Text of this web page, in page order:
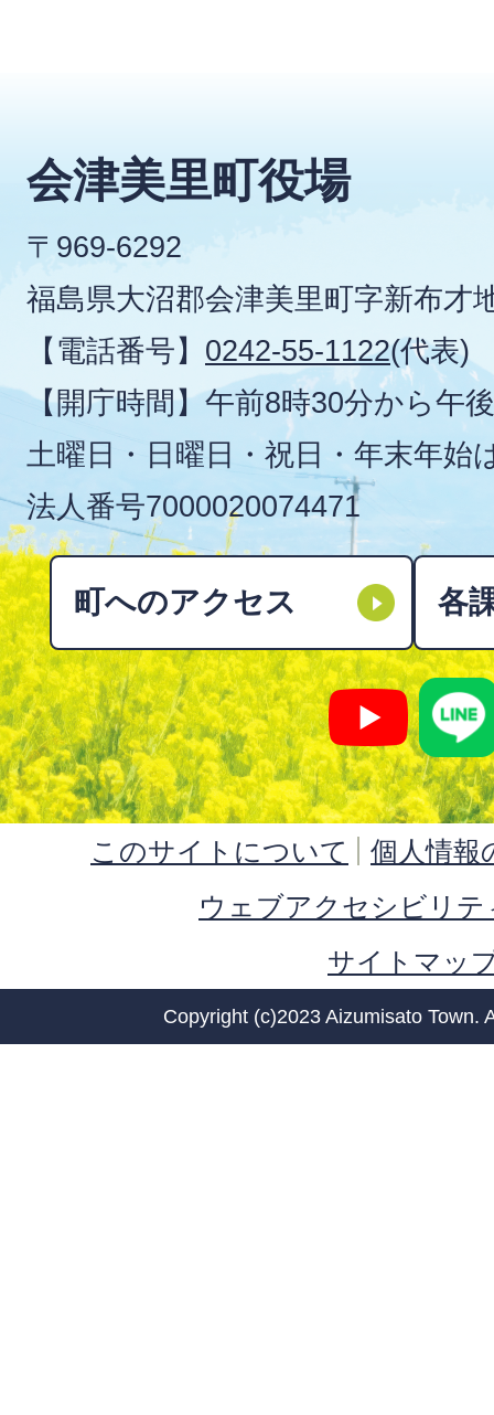
会津美里町役場
〒969-6292
福島県大沼郡会津美里町字新布才
【電話番号】 0242-55-1122(代表)
【開庁時間】午前8時30分から午
土曜日・日曜日・祝日・年末年始
法人番号7000020074471
町へのアクセス 各
このサイトについて
個人情報
ウェブアクセシビリ
サイトマッ
Copyright (c)2023 Aizumisato Town.